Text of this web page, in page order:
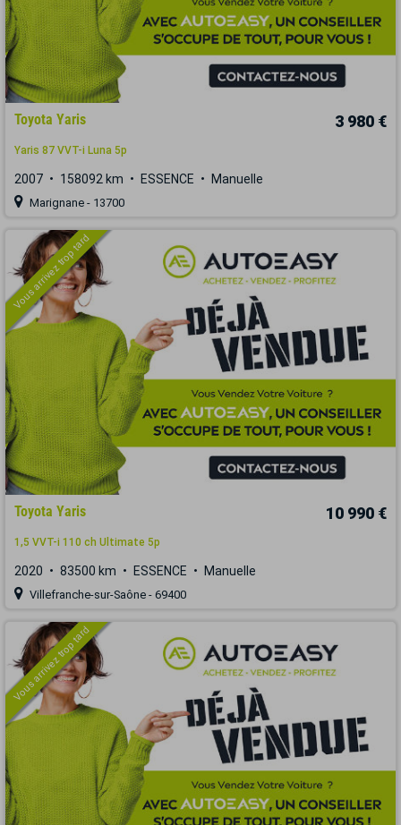
Toyota Yaris 3 980 €
Yaris 87 VVT-i Luna 5p
2007 158092 km ESSENCE Manuelle
Marignane - 13700
Vous arrivez trop tard
Toyota Yaris 10 990 €
1,5 VVT-i 110 ch Ultimate 5p
2020 83500 km ESSENCE Manuelle
Villefranche-sur-Saône - 69400
Vous arrivez trop tard